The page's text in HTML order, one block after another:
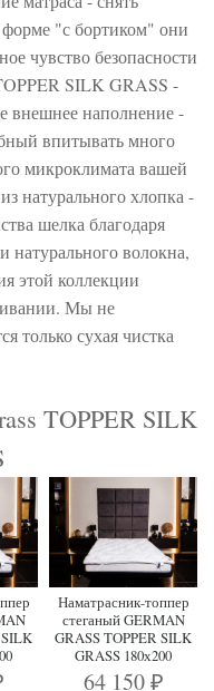
"с бортиком" они
чувство безопасности
SILK GRASS -
внешнее наполнение -
впитывать много
микроклимата вашей
натурального хлопка -
шелка благодаря
натурального волокна,
этой коллекции
Мы не
только сухая чистка
TOPPER SILK
SILK
Наматрасник-топпер
стеганый GERMAN
GRASS TOPPER SILK
GRASS 180х200
64 150 ₽